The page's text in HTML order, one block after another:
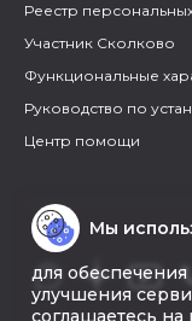
Реестр
Участник Сколково
Функциональные
Руководство по
Центр помощи
Мы
для обеспечения
улучшения
соглашаетесь